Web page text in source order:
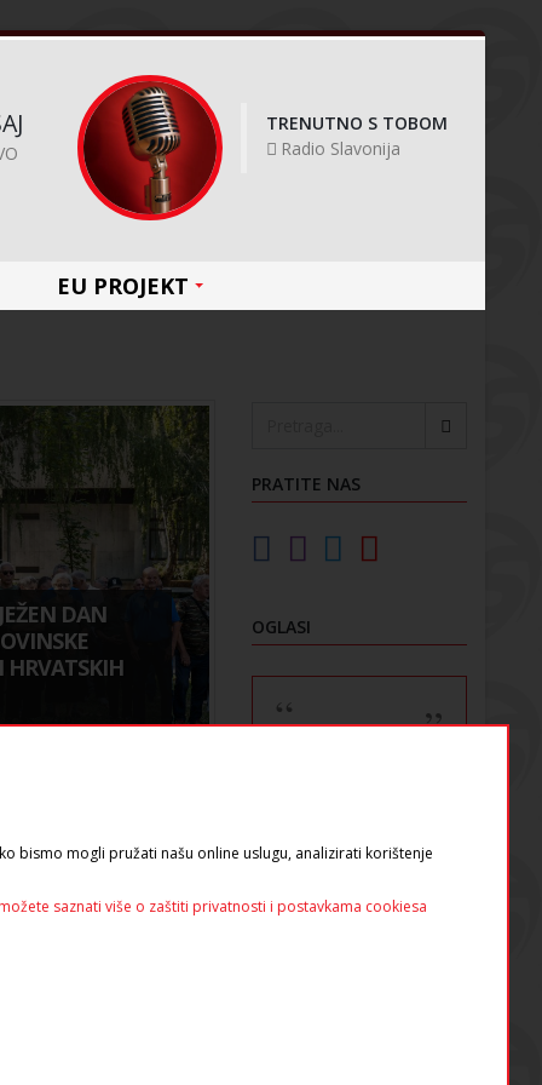
bismo mogli pružati našu online uslugu, analizirati korištenje
saznati više o zaštiti privatnosti i postavkama cookiesa
TRENUTNO S TOBOM
Radio Slavonija
EU PROJEKT
DAN
HRVATSKIH
PRATITE NAS
OGLASI